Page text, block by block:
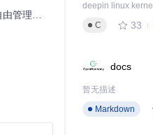
理指南
deepin linux kernel
C
33
docs
暂无描述
Markdown